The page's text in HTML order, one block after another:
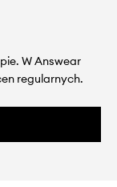
W Answear
regularnych.